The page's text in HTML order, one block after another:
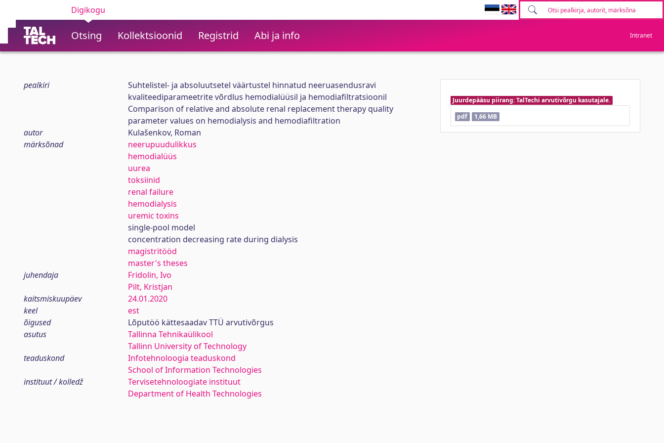
Digikogu
Otsing Kollektsioonid Registrid Abi ja info Intranet
pealkiri
Suhtelistel- ja absoluutsetel väärtustel hinnatud neeruasendusravi
kvaliteediparameetrite võrdlus hemodialüüsil ja hemodiafiltratsioonil
Comparison of relative and absolute renal replacement therapy quality
parameter values on hemodialysis and hemodiafiltration
autor
Kulašenkov, Roman
märksõnad
neerupuudulikkus
hemodialüüs
uurea
toksiinid
renal failure
hemodialysis
uremic toxins
single-pool model
concentration decreasing rate during dialysis
magistritööd
master's theses
juhendaja
Fridolin, Ivo
Pilt, Kristjan
kaitsmiskuupäev
24.01.2020
keel
est
õigused
Lõputöö kättesaadav TTÜ arvutivõrgus
asutus
Tallinna Tehnikaülikool
Tallinn University of Technology
teaduskond
Infotehnoloogia teaduskond
School of Information Technologies
instituut / kolledž
Tervisetehnoloogiate instituut
Department of Health Technologies
Juurdepääsu piirang: TalTechi arvutivõrgu kasutajale.
pdf
1,66 MB